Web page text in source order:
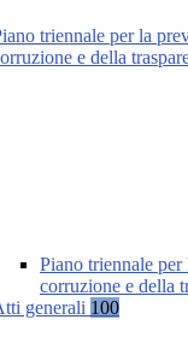
triennale per la
e della
Piano triennale
corruzione e della
generali 100